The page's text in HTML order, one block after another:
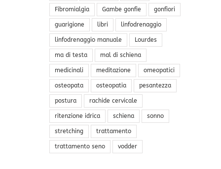
Fibromialgia Gambe gonfie gonfiori
guarigione libri linfodrenaggio
linfodrenaggio manuale Lourdes
ma di testa mal di schiena
medicinali meditazione omeopatici
osteopata osteopatia pesantezza
postura rachide cervicale
ritenzione idrica schiena sonno
stretching trattamento
trattamento seno vodder